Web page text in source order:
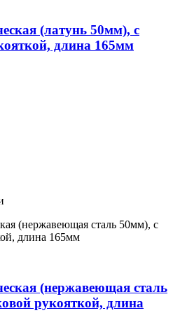
(латунь 50мм), с
длина 165мм
(нержавеющая сталь
рукояткой, длина